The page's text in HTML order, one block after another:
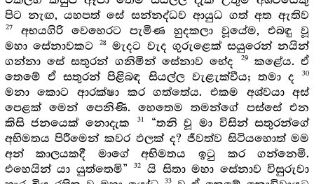
පිට නැඟ, යහපත් සේ සන්නද්ධව ආයුධ ගත් අත ඇතිව
27අභයගිරි වෙහෙරට පැමිණ හුදකලා වූයේම, එබඳු වූ
මහා සේනාවකට
28
මැදට වැද ගුරුළෙක් සයුරෙන් නයින්
ගන්නා සේ සතුරන් ගනිමින් සේනාව භේද
29කළේය. ඒ
තෙමේ ඒ සතුරන් පිළිබඳ සියල්ල වැළැක්වීය; තමා ද
30
මනා කොට ආරක්ෂා කර ගත්තේය. එකම අශ්වයා අස්
පෙළක් මෙන් පෙනිණි. හෙතෙම තමන්ගේ පස්සේ එන
කිසි ජනයෙක් නොදැක
31
“තනි වූ මා විසින් සතුරන්ගේ
අභිමතය පිරීමෙන් කවර ඵලක් ද? ජීවත්ව සිටියහොත් මම
අන් කාලයකදී මාගේ අභිමතය ඉටු කර ගන්නෙමි.
එහෙයින් යා යුත්තෙමි”
32
යි සිතා මහා සේනාව විසුරුවා
33